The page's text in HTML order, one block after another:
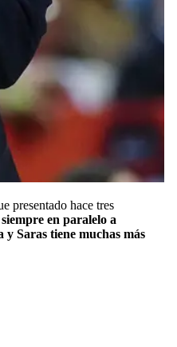
presentado hace tres
en paralelo a
y Saras tiene muchas más